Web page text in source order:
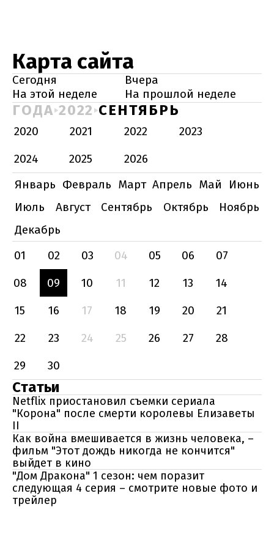
Карта сайта
Сегодня
Вчера
На этой неделе
На прошлой неделе
ГОДА 2022 СЕНТЯБРЬ
2020 2021 2022
2023
2024
2025
2026
Январь Февраль Март Апрель Май
Июнь
Июль
Август Сентябрь Октябрь
Ноябрь
Декабрь
01
02 03 04 05 06
07
08
09 10 11 12 13
14
15
16 17 18 19 20
21
22
23 24 25 26 27
28
29
30
Статьи
Netflix приостановил съемки сериала
"Корона" после смерти королевы Елизаветы
II
Как война вмешивается в жизнь человека, –
фильм "Этот дождь никогда не кончится"
выйдет в кино
"Дом Дракона" 1 сезон: чем поразит
следующая 4 серия – смотрите новые фото и
трейлер